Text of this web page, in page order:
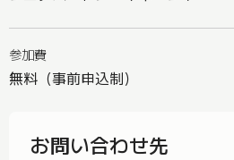
参加費
無料（事前申込制）
お問い合わせ先